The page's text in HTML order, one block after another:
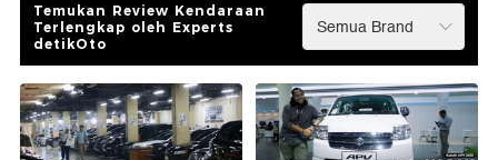
Temukan Review Kendaraan
Terlengkap oleh Experts
detikOto